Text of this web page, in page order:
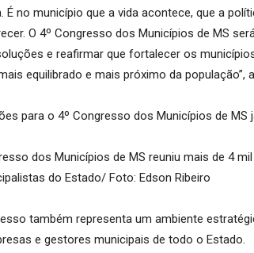
É no município que a vida acontece, que a
O 4º Congresso dos Municípios de MS
e reafirmar que fortalecer os
equilibrado e mais próximo da população”,
dos Municípios de MS reuniu mais de 4
do Estado/ Foto: Edson Ribeiro
também representa um ambiente
e gestores municipais de todo o Estado.